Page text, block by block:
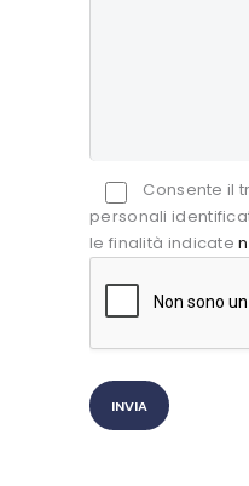
Consente il
personali
le finalità indicate